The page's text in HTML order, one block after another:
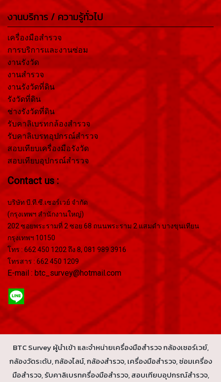
งานบริการ / ความรู้ทั่วไป
เครื่องมือสำรวจ
การบริการและงานซ่อม
งานรังวัด
งานสำรวจ
งานรังวัดที่ดิน
รังวัดที่ดิน
ช่างรังวัดที่ดิน
รับคาลิเบรทกล้องสำรวจ
รับคาลิเบรทอุปกรณ์สำรวจ
สอบเทียบเครื่องมือรังวัด
สอบเทียบอุปกรณ์สำรวจ
Contact us :
บริษัท บี.ที.ซี.เซอร์เวย์ จำกัด
(กรุงเทพฯ สำนักงานใหญ่)
202 ซอยพระรามที่ 2 ซอย 68 ถนนพระราม 2 แสมดำ บางขุนเทียน
กรุงเทพฯ 10150
โทร : 662 450 1202 ถึง 8, 081 989 3916
โทรสาร : 662 450 1209
E-mail : btc_survey@hotmail.com
BTC Survey ผู้นำเข้า และจำหน่ายเครื่องมือสำรวจ กล้องเซอร์เวย์,
กล้องวัดระดับ, กล้องไลน์, กล้องสำรวจ, เครื่องมือสำรวจ, ซ่อมเครื่อง
มือสำรวจ, รับคาลิเบรทครื่องมือสำรวจ, สอบเทียบอุปกรณ์สำรวจ,